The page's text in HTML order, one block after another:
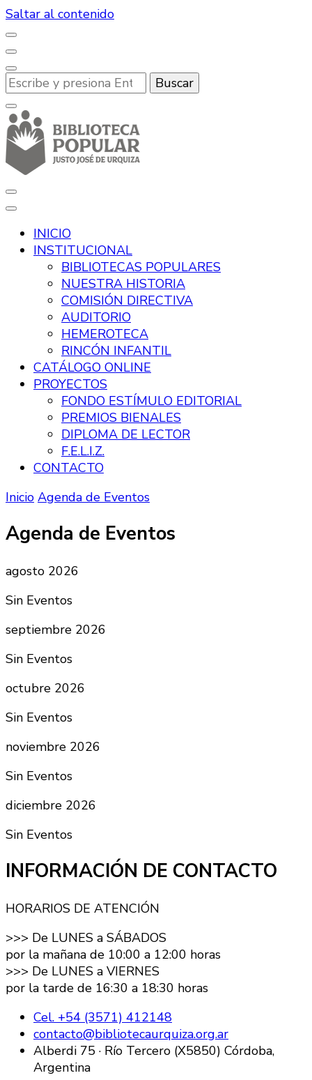
Saltar al contenido
¿Buscas
algo?
Biblioteca Popular Justo José de
Urquiza
INICIO
INSTITUCIONAL
BIBLIOTECAS POPULARES
NUESTRA HISTORIA
COMISIÓN DIRECTIVA
AUDITORIO
HEMEROTECA
RINCÓN INFANTIL
CATÁLOGO ONLINE
PROYECTOS
FONDO ESTÍMULO EDITORIAL
PREMIOS BIENALES
DIPLOMA DE LECTOR
F.E.L.I.Z.
CONTACTO
Inicio Agenda de Eventos
Agenda de Eventos
agosto 2026
Sin Eventos
septiembre 2026
Sin Eventos
octubre 2026
Sin Eventos
noviembre 2026
Sin Eventos
diciembre 2026
Sin Eventos
INFORMACIÓN DE CONTACTO
HORARIOS DE ATENCIÓN
>>> De LUNES a SÁBADOS
por la mañana de 10:00 a 12:00 horas
>>> De LUNES a VIERNES
por la tarde de 16:30 a 18:30 horas
Cel. +54 (3571) 412148
contacto@bibliotecaurquiza.org.ar
Alberdi 75 · Río Tercero (X5850) Córdoba,
Argentina